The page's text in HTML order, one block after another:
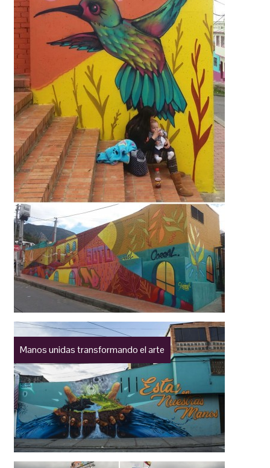
Manos unidas transformando el arte